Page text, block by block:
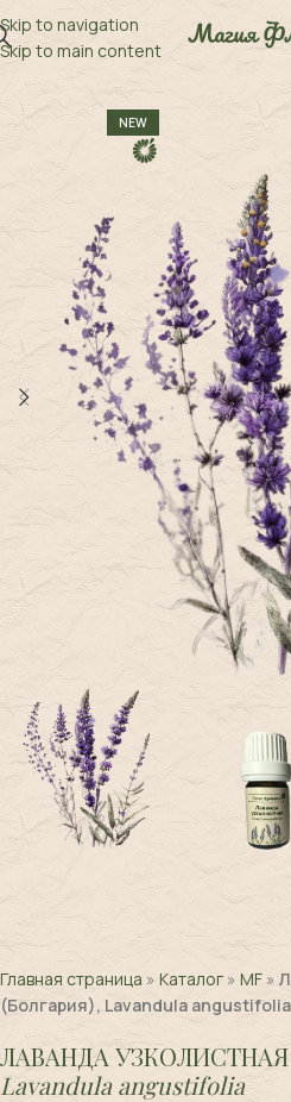
Skip to navigation
Skip to main content
NEW
Главная страница » Каталог » MF »
(Болгария), Lavandula angustifolia
ЛАВАНДА УЗКОЛИСТНАЯ
Lavandula angustifolia